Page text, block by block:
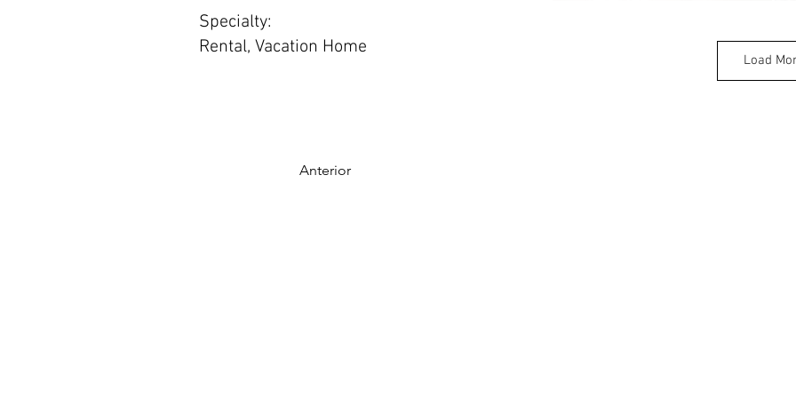
Specialty:
Rental, Vacation Home
Load
Anterior